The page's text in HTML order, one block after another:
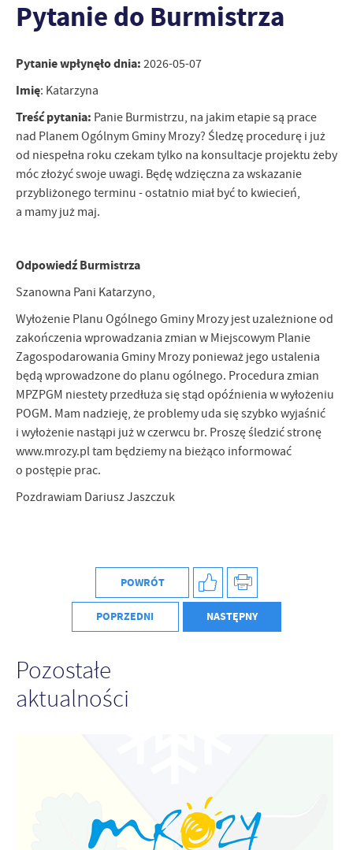
Pytanie do Burmistrza
Pytanie wpłynęło dnia: 2026-05-07
Imię: Katarzyna
Treść pytania: Panie Burmistrzu, na jakim etapie są prace
nad Planem Ogólnym Gminy Mrozy? Śledzę procedurę i już
od niespełna roku czekam tylko na konsultacje projektu żeby
móc złożyć swoje uwagi. Będę wdzięczna za wskazanie
przybliżonego terminu - ostatnio miał być to kwiecień,
a mamy już maj.
Odpowiedź Burmistrza
Szanowna Pani Katarzyno,
Wyłożenie Planu Ogólnego Gminy Mrozy jest uzależnione od
zakończenia wprowadzania zmian w Miejscowym Planie
Zagospodarowania Gminy Mrozy ponieważ jego ustalenia
będą wprowadzone do planu ogólnego. Procedura zmian
MPZPGM niestety przedłuża się stąd opóźnienia w wyłożeniu
POGM. Mam nadzieję, że problemy uda się szybko wyjaśnić
i wyłożenie nastąpi już w czerwcu br. Proszę śledzić stronę
www.mrozy.pl tam będziemy na bieżąco informować
o postępie prac.
Pozdrawiam Dariusz Jaszczuk
POWRÓT
POPRZEDNI NASTĘPNY
Pozostałe
aktualności
personalizację określonych funkcjonalności czy prezentowanych
treści.
korzystania z funkcjonalności naszej strony poprzez dopasowanie
funkcjonalne i personalizacyjne pliki cookies gwarantuje
dostępność większej ilości funkcji na stronie.
Analityczne
Analityczne pliki cookies pomagają nam rozwijać się i
dostosowywać do Twoich potrzeb.
Cookies analityczne pozwalają na uzyskanie informacji w zakresie
wykorzystywania witryny internetowej, miejsca oraz częstotliwości,
z jaką odwiedzane są nasze serwisy www. Dane pozwalają nam na
ocenę naszych serwisów internetowych pod względem ich
analityczne pliki cookies gwarantuje dostępność wszystkich
funkcjonalności.
Więcej
Reklamowe
informacje i aktualności na stronach naszych partnerów.
komunikatów na podstawie analizy Twoich upodobań oraz Twoich
zwyczajów dotyczących przeglądanej witryny internetowej. Treści
promocyjne mogą pojawić się na stronach podmiotów trzecich lub
firm będących naszymi partnerami oraz innych dostawców usług.
Firmy te działają w charakterze pośredników prezentujących nasze
treści w postaci wiadomości, ofert, komunikatów mediów
społecznościowych.
Więcej